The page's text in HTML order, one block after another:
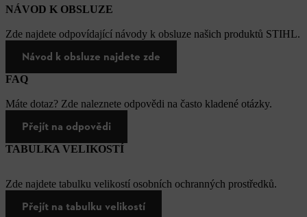
NÁVOD K OBSLUZE
Zde najdete odpovídající návody k obsluze našich produktů STIHL.
Návod k obsluze najdete zde
FAQ
Máte dotaz? Zde naleznete odpovědi na často kladené otázky.
Přejít na odpovědi
TABULKA VELIKOSTÍ
Zde najdete tabulku velikostí osobních ochranných prostředků.
Přejít na tabulku velikostí